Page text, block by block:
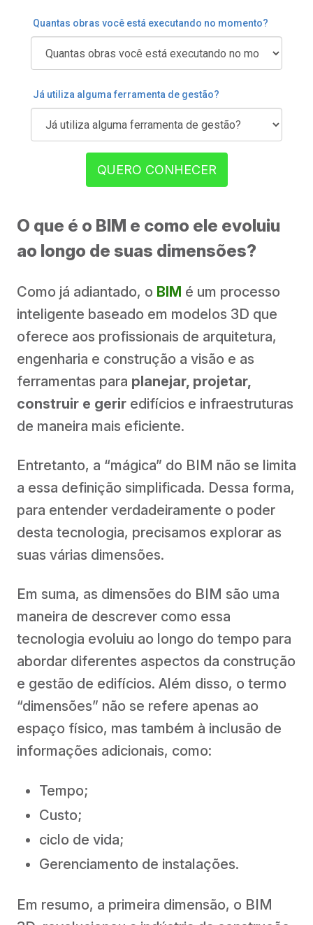
Quantas obras você está executando no momento?
Já utiliza alguma ferramenta de gestão?
QUERO CONHECER
O que é o BIM e como ele evoluiu
ao longo de suas dimensões?
Como já adiantado, o BIM é um processo
inteligente baseado em modelos 3D que
oferece aos profissionais de arquitetura,
engenharia e construção a visão e as
ferramentas para planejar, projetar,
construir e gerir edifícios e infraestruturas
de maneira mais eficiente.
Entretanto, a “mágica” do BIM não se limita
a essa definição simplificada. Dessa forma,
para entender verdadeiramente o poder
desta tecnologia, precisamos explorar as
suas várias dimensões.
Em suma, as dimensões do BIM são uma
maneira de descrever como essa
tecnologia evoluiu ao longo do tempo para
abordar diferentes aspectos da construção
e gestão de edifícios. Além disso, o termo
“dimensões” não se refere apenas ao
espaço físico, mas também à inclusão de
informações adicionais, como:
Tempo;
Custo;
ciclo de vida;
Gerenciamento de instalações.
Em resumo, a primeira dimensão, o BIM